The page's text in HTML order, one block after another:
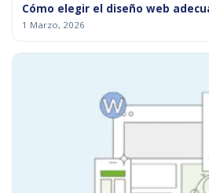
Cómo elegir el diseño web
1 Marzo, 2026